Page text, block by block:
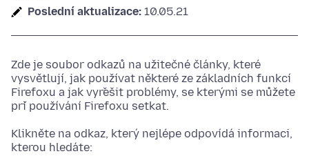
Poslední aktualizace: 10.05.21
Zde je soubor odkazů na užitečné články, které
vysvětlují, jak používat některé ze základních funkcí
Firefoxu a jak vyřešit problémy, se kterými se můžete
při používání Firefoxu setkat.
Klikněte na odkaz, který nejlépe odpovídá informaci,
kterou hledáte: